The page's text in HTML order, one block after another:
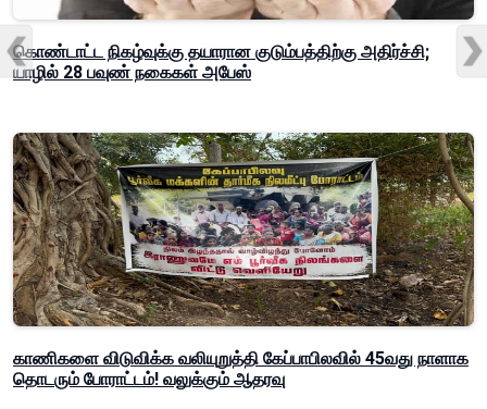
கொண்டாட்ட நிகழ்வுக்கு தயாரான குடும்பத்திற்கு அதிர்ச்சி;
யாழில் 28 பவுண் நகைகள் அபேஸ்
காணிகளை விடுவிக்க வலியுறுத்தி கேப்பாபிலவில் 45வது நாளாக
தொடரும் போராட்டம்! வலுக்கும் ஆதரவு